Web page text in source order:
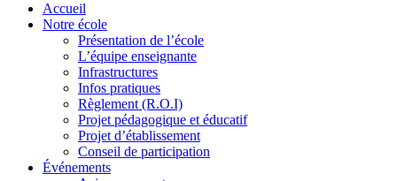
Accueil
Notre école
Présentation de l’école
L’équipe enseignante
Infrastructures
Infos pratiques
Règlement (R.O.I)
Projet pédagogique et éducatif
Projet d’établissement
Conseil de participation
Événements